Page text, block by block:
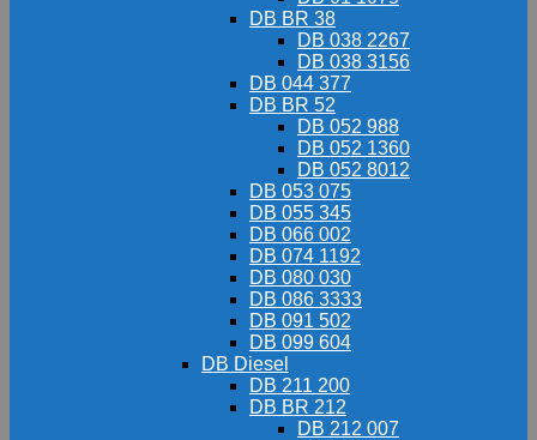
DB BR 38
DB 038 2267
DB 038 3156
DB 044 377
DB BR 52
DB 052 988
DB 052 1360
DB 052 8012
DB 053 075
DB 055 345
DB 066 002
DB 074 1192
DB 080 030
DB 086 3333
DB 091 502
DB 099 604
DB Diesel
DB 211 200
DB BR 212
DB 212 007